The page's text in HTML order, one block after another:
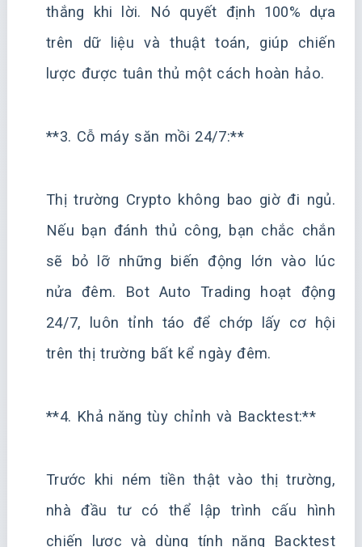
thắng khi lời. Nó quyết định 100% dựa
trên dữ liệu và thuật toán, giúp chiến
lược được tuân thủ một cách hoàn hảo.
**3. Cỗ máy săn mồi 24/7:**
Thị trường Crypto không bao giờ đi ngủ.
Nếu bạn đánh thủ công, bạn chắc chắn
sẽ bỏ lỡ những biến động lớn vào lúc
nửa đêm. Bot Auto Trading hoạt động
24/7, luôn tỉnh táo để chớp lấy cơ hội
trên thị trường bất kể ngày đêm.
**4. Khả năng tùy chỉnh và Backtest:**
Trước khi ném tiền thật vào thị trường,
nhà đầu tư có thể lập trình cấu hình
chiến lược và dùng tính năng Backtest